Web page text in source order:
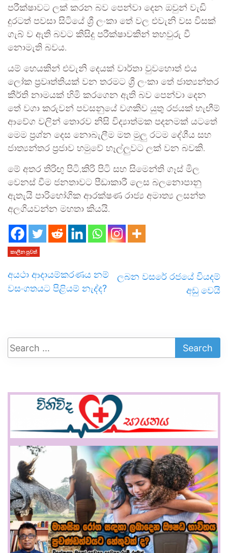
පරීක්ෂාවට ලක් කරන බව පෙන්වා දෙන ඔවුන් වැඩි
දුරටත් පවසා සිටියේ ශ්‍රී ලංකා තේ වල එවැනි වස විසක්
ගැබ් ව ඇති බවට කිසිදු පරීක්ෂාවකින් තහවුරු වී
නොමැති බවය.
යම් හෙයකින් එවැනි දෙයක් වාර්තා වුවහොත් එය
ලෝක ප්‍රවෘත්තියක් වන තරමට ශ්‍රී ලංකා තේ ජාත්‍යන්තර
කීර්ති නාමයක් හිමි කරගෙන ඇති බව පෙන්වා දෙන
තේ වගා කරුවන් පවසනුයේ වගකිව යුතු රජයක් හැඟීම්
ආවේග වලින් තොරව නිසි විද්‍යාත්මක පදනමක් යටතේ
මෙම ප්‍රශ්න දෙස නොබැලීම මත මුලු රටම දේශීය සහ
ජාත්‍යන්තර ප්‍රජාව හමුවේ හෑල්ලුවට ලක් වන බවකි.
මේ අතර තිරිඟු පිටි,කිරි පිටි සහ සිමෙන්ති ගෑස් මිල
වෙනස් වීම ජනතාවට පීඩාකාරී ලෙස බලනොපානු
ඇතැ‍යි පාරිභෝගික ආරක්ෂණ රාජ්‍ය අමාත්‍ය ලසන්ත
අලගියවන්න මහතා කියයි.
කාලීන පුවත්
අයථා ආදායම්කරණය නම්
වසංගතයට පිළියම් නැද්ද?
ලබන වසරේ රජයේ වියදම්
අඩු වෙයි